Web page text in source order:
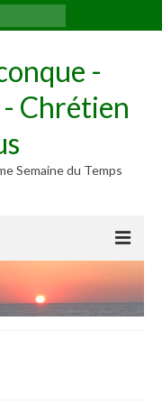
-
Chrétien
Semaine du Temps